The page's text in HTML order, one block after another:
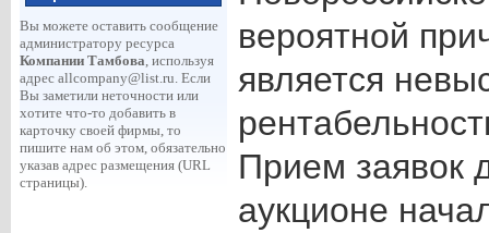
Вы можете оставить сообщение
администратору ресурса
Компании Тамбова, используя
адрес allcompany@list.ru. Если
Вы заметили неточности или
хотите что-то добавить в
карточку своей фирмы, то
пишите нам об этом, обязательно
указав адрес размещения (URL
страницы).
вероятной
является
Прием заявок
аукционе